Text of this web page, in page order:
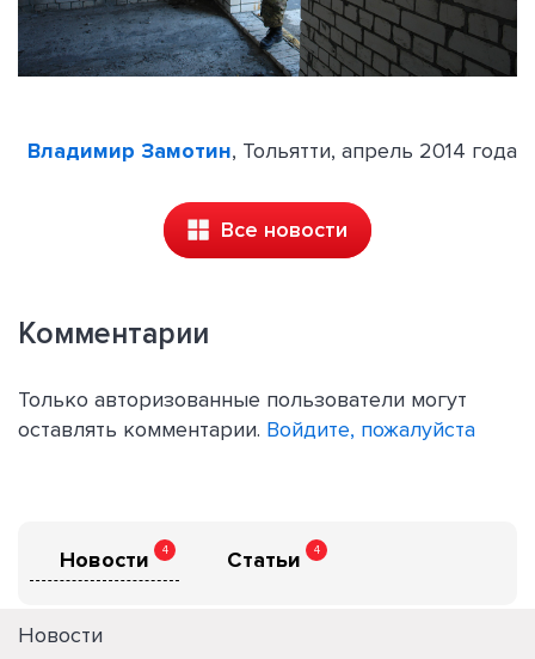
Владимир Замотин, Тольятти, апрель 2014 года
Все новости
Комментарии
Только авторизованные пользователи могут
оставлять комментарии. Войдите, пожалуйста
Новости 4 Статьи 4
Новости